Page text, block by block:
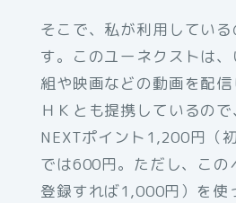
そこで、私が利用している
す。このユーネクストは
組や映画などの動画を配
ＨＫとも提携しているの
NEXTポイント1,200円（
では600円。ただし、この
登録すれば1,000円）を使